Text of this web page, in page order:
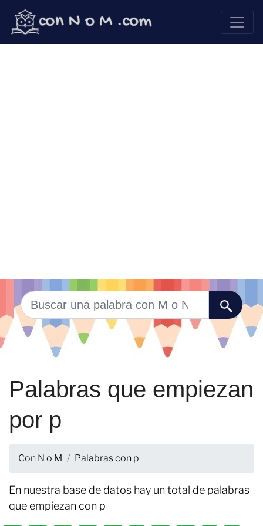
Palabras que empiezan
por p
Con N o M Palabras con p
En nuestra base de datos hay un total de palabras
que empiezan con p